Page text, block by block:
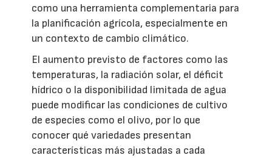
como una herramienta complementaria para
la planificación agrícola, especialmente en
un contexto de cambio climático.
El aumento previsto de factores como las
temperaturas, la radiación solar, el déficit
hídrico o la disponibilidad limitada de agua
puede modificar las condiciones de cultivo
de especies como el olivo, por lo que
conocer qué variedades presentan
características más ajustadas a cada